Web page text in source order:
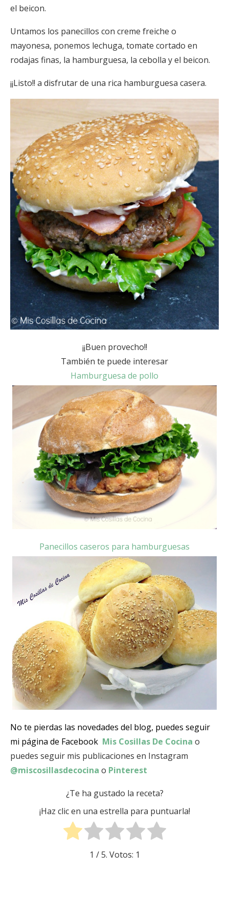
el beicon.
Untamos los panecillos con creme freiche o
mayonesa, ponemos lechuga, tomate cortado en
rodajas finas, la hamburguesa, la cebolla y el beicon.
¡¡Listo!! a disfrutar de una rica hamburguesa casera.
¡¡Buen provecho!!
También te puede interesar
Hamburguesa de pollo
Panecillos caseros para hamburguesas
No te pierdas las novedades del blog, puedes seguir
mi página de Facebook Mis Cosillas De Cocina o
puedes seguir mis publicaciones en Instagram
@miscosillasdecocina o Pinterest
¿Te ha gustado la receta?
¡Haz clic en una estrella para puntuarla!
1 / 5. Votos: 1